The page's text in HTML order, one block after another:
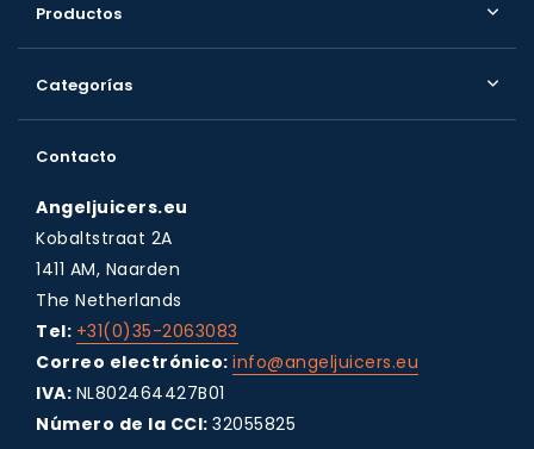
Productos
Categorías
Contacto
Angeljuicers.eu
Kobaltstraat 2A
1411 AM, Naarden
The Netherlands
Tel: +31(0)35-2063083
Correo electrónico: info@angeljuicers.eu
IVA: NL802464427B01
Número de la CCI: 32055825